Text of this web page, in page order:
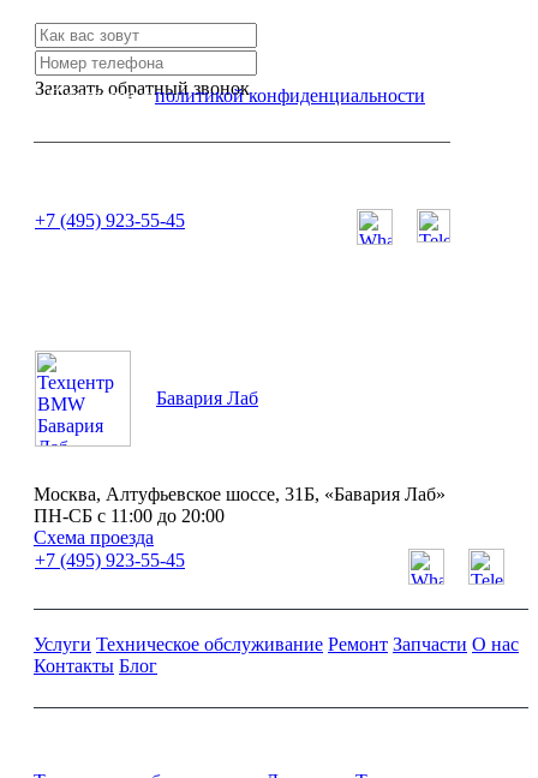
Заказать обратный звонок
Я согласен сполитикой конфиденциальности
+7 (495) 923-55-45
Бавария Лаб
Москва, Алтуфьевское шоссе, 31Б, «Бавария Лаб»
ПН-СБ с 11:00 до 20:00
Схема проезда
+7 (495) 923-55-45
Услуги Техническое обслуживание Ремонт Запчасти О нас
Контакты Блог